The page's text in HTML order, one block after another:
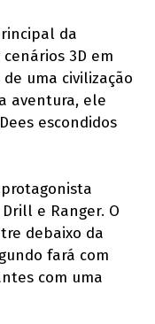
da
3D em
uma civilização
aventura, ele
escondidos
e Ranger. O
debaixo da
fará com
com uma